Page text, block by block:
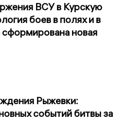
ВСУ в Курскую
боев в полях и в
сформирована новая
Рыжевки:
событий битвы за